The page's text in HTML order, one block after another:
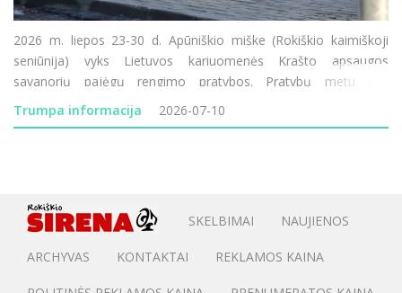
2026 m. liepos 23-30 d. Apūniškio miške (Rokiškio kaimiškoji
seniūnija) vyks Lietuvos kariuomenės Krašto apsaugos
savanorių pajėgų rengimo pratybos. Pratybų metu bus
naudojami ginklai, imitaciniai šaudmenys, dūminė ir garsinė
pirotechnika, judės karinė tech
Trumpa informacija 2026-07-10
SKELBIMAI NAUJIENOS
ARCHYVAS KONTAKTAI REKLAMOS KAINA